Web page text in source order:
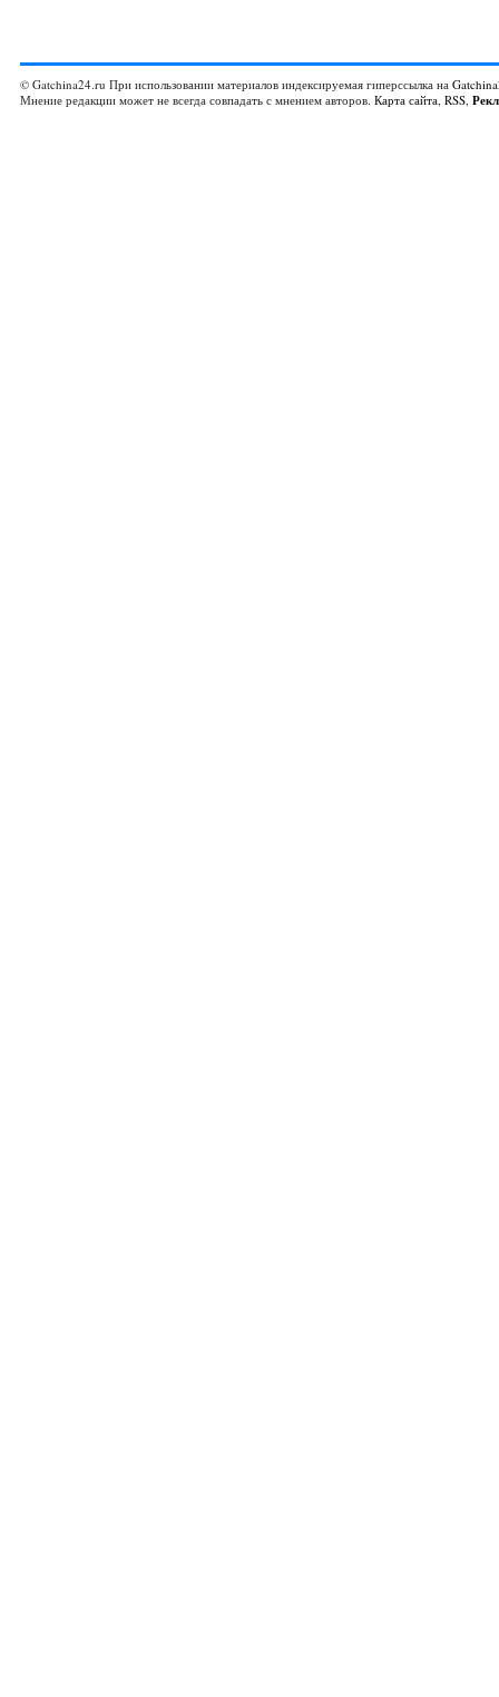
© Gatchina24.ru При использовании материалов индексируемая гиперссылка на
Мнение редакции может не всегда совпадать с мнением авторов. Карта сайта, RSS,